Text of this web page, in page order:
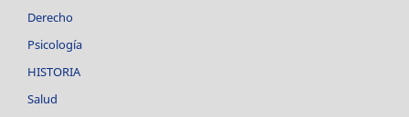
Derecho
Psicología
HISTORIA
Salud